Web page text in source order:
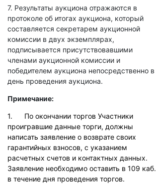
7. Результаты аукциона отражаются в
протоколе об итогах аукциона, который
составляется секретарем аукционной
комиссии в двух экземплярах,
подписывается присутствовавшими
членами аукционной комиссии и
победителем аукциона непосредственно в
день проведения аукциона.
Примечание:
1. По окончании торгов Участники
проигравшие данные торги, должны
написать заявление о возврате своих
гарантийных взносов, с указанием
расчетных счетов и контактных данных.
Заявление необходимо оставить в 109 каб.
в течение дня проведения торгов.